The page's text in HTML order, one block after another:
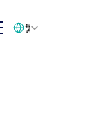
繁体中文